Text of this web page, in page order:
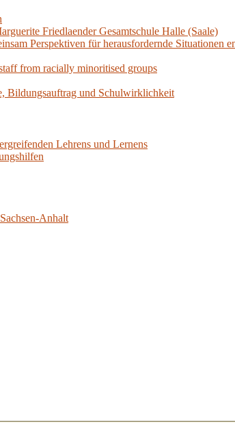
Friedlaender Gesamtschule Halle (Saale)
Perspektiven für herausfordernde Situationen
from racially minoritised groups
Bildungsauftrag und Schulwirklichkeit
Lehrens und Lernens
Anhalt